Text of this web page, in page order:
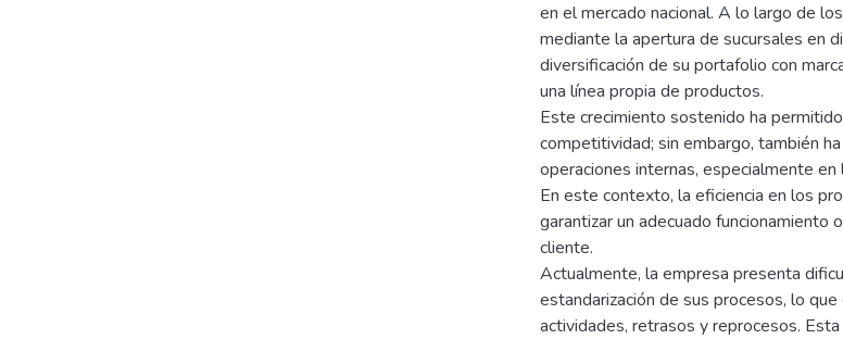
en el mercado nacional. A lo largo de
mediante la apertura de sucursales en
diversificación de su portafolio con
una línea propia de productos.
Este crecimiento sostenido ha
competitividad; sin embargo, también
operaciones internas, especialmente
En este contexto, la eficiencia en los
garantizar un adecuado funcionamiento
cliente.
Actualmente, la empresa presenta
estandarización de sus procesos, lo
actividades, retrasos y reprocesos.